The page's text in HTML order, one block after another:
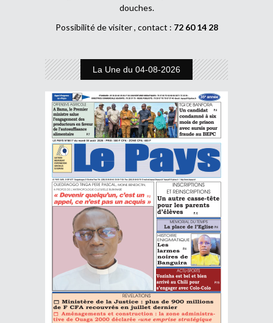
douches.
Possibilité de visiter , contact : 72 60 14 28
La Une du 04-08-2026